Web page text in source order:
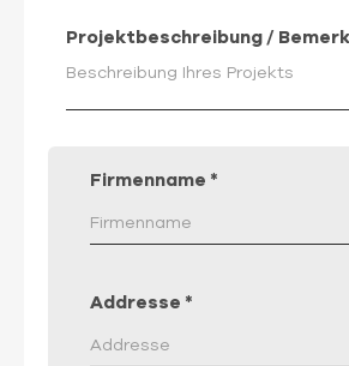
Projektbeschreibung /
Firmenname *
Addresse *